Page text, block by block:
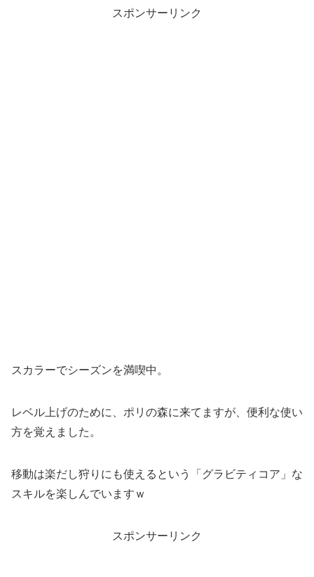
スポンサーリンク
スカラーでシーズンを満喫中。
レベル上げのために、ポリの森に来てますが、便利な使い
方を覚えました。
移動は楽だし狩りにも使えるという「グラビティコア」な
スキルを楽しんでいますｗ
スポンサーリンク